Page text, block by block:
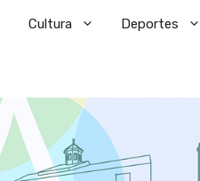
Cultura Deportes